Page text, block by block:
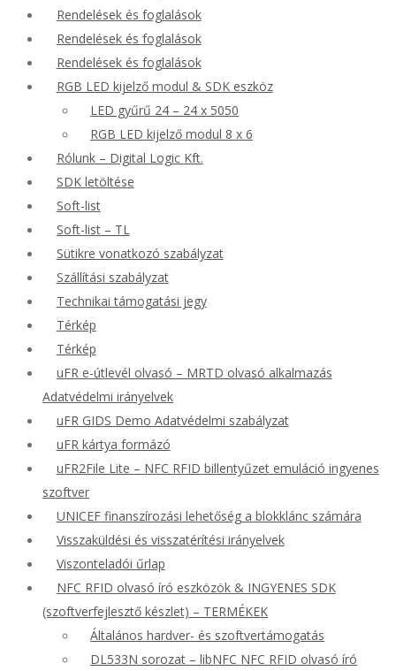
Rendelések és foglalások
Rendelések és foglalások
Rendelések és foglalások
RGB LED kijelző modul & SDK eszköz
LED gyűrű 24 – 24 x 5050
RGB LED kijelző modul 8 x 6
Rólunk – Digital Logic Kft.
SDK letöltése
Soft-list
Soft-list – TL
Sütikre vonatkozó szabályzat
Szállítási szabályzat
Technikai támogatási jegy
Térkép
Térkép
uFR e-útlevél olvasó – MRTD olvasó alkalmazás
Adatvédelmi irányelvek
uFR GIDS Demo Adatvédelmi szabályzat
uFR kártya formázó
uFR2File Lite – NFC RFID billentyűzet emuláció ingyenes
szoftver
UNICEF finanszírozási lehetőség a blokklánc számára
Visszaküldési és visszatérítési irányelvek
Viszonteladói űrlap
NFC RFID olvasó író eszközök & INGYENES SDK
(szoftverfejlesztő készlet) – TERMÉKEK
Általános hardver- és szoftvertámogatás
DL533N sorozat – libNFC NFC RFID olvasó író